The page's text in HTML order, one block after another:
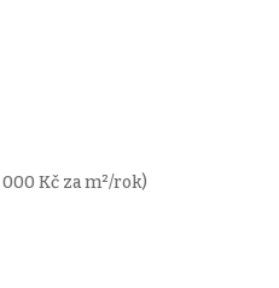
000 Kč za m²/rok)